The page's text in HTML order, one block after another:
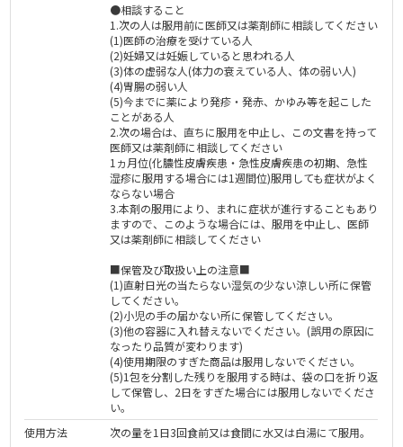
●相談すること
1.次の人は服用前に医師又は薬剤師に相談してください
(1)医師の治療を受けている人
(2)妊婦又は妊娠していると思われる人
(3)体の虚弱な人(体力の衰えている人、体の弱い人)
(4)胃腸の弱い人
(5)今までに薬により発疹・発赤、かゆみ等を起こした
ことがある人
2.次の場合は、直ちに服用を中止し、この文書を持って
医師又は薬剤師に相談してください
1ヵ月位(化膿性皮膚疾患・急性皮膚疾患の初期、急性
湿疹に服用する場合には1週間位)服用しても症状がよく
ならない場合
3.本剤の服用により、まれに症状が進行することもあり
ますので、このような場合には、服用を中止し、医師
又は薬剤師に相談してください
■保管及び取扱い上の注意■
(1)直射日光の当たらない湿気の少ない涼しい所に保管
してください。
(2)小児の手の届かない所に保管してください。
(3)他の容器に入れ替えないでください。(誤用の原因に
なったり品質が変わります)
(4)使用期限のすぎた商品は服用しないでください。
(5)1包を分割した残りを服用する時は、袋の口を折り返
して保管し、2日をすぎた場合には服用しないでくださ
い。
使用方法
次の量を1日3回食前又は食間に水又は白湯にて服用。